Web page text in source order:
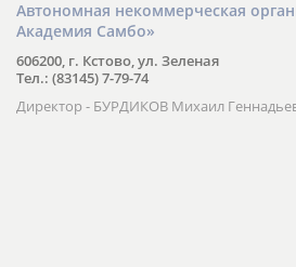
Автономная некоммерческая
Академия Самбо»
606200, г. Кстово, ул. Зеленая
Тел.: (83145) 7-79-74
Директор - БУРДИКОВ Михаил